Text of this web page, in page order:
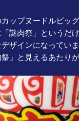
ップヌードルビッ
謎肉祭」というだ
ザインになってい
」と見えるあたり